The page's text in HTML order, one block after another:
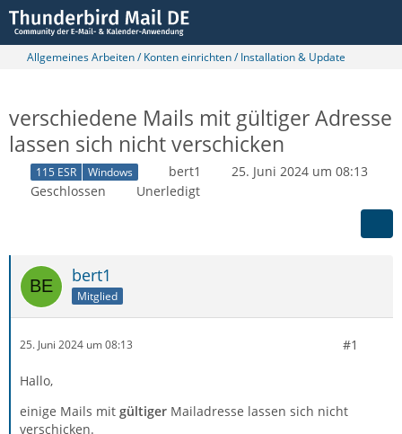
Allgemeines Arbeiten / Konten einrichten / Installation & Update
verschiedene Mails mit gültiger Adresse
lassen sich nicht verschicken
115 ESR Windows bert1
25. Juni 2024 um 08:13
Geschlossen
Unerledigt
bert1
Mitglied
25. Juni 2024 um 08:13 #1
Hallo,
einige Mails mit gültiger Mailadresse lassen sich nicht
verschicken.